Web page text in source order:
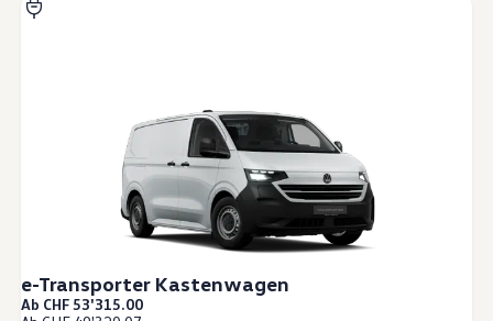
e-Transporter Kastenwagen
Ab CHF 53'315.00